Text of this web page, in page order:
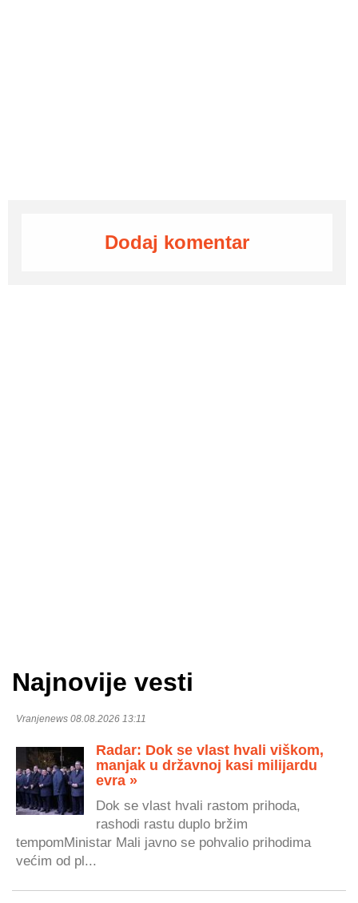
Dodaj komentar
Najnovije vesti
Vranjenews 08.08.2026 13:11
Radar: Dok se vlast hvali viškom,
manjak u državnoj kasi milijardu
evra »
Dok se vlast hvali rastom prihoda,
rashodi rastu duplo bržim
tempomMinistar Mali javno se pohvalio prihodima
većim od pl...